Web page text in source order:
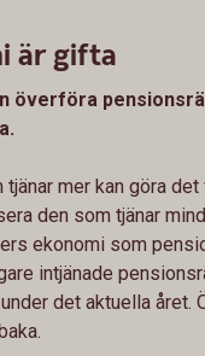
är gifta
överföra
tjänar mer kan göra
den som tjänar
ekonomi som
intjänade
det aktuella året.